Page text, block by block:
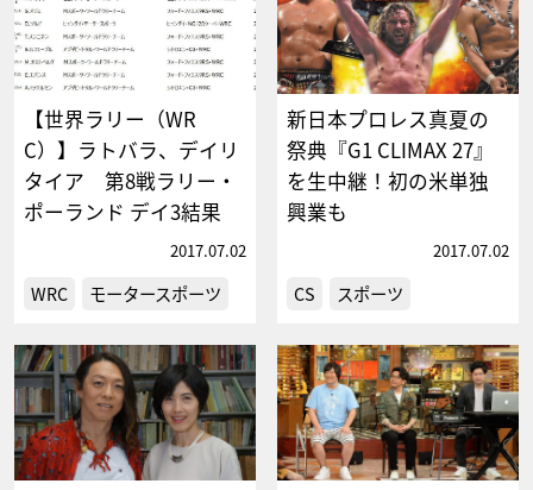
【世界ラリー（WR
C）】ラトバラ、デイリ
タイア 第8戦ラリー・
ポーランド デイ3結果
2017.07.02
WRC モータースポーツ
新日本プロレス真夏の
祭典『G1 CLIMAX 27』
を生中継！初の米単独
興業も
2017.07.02
CS スポーツ